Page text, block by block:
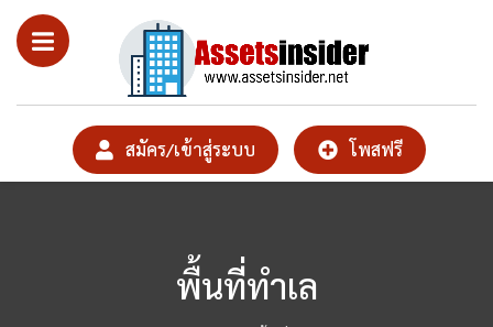
สมัคร/เข้าสู่ระบบ โพสฟรี
พื้นที่ทำเล